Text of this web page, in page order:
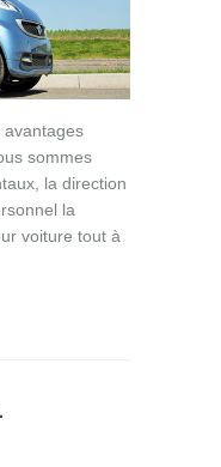
avantages
sommes
la direction
la
voiture tout à